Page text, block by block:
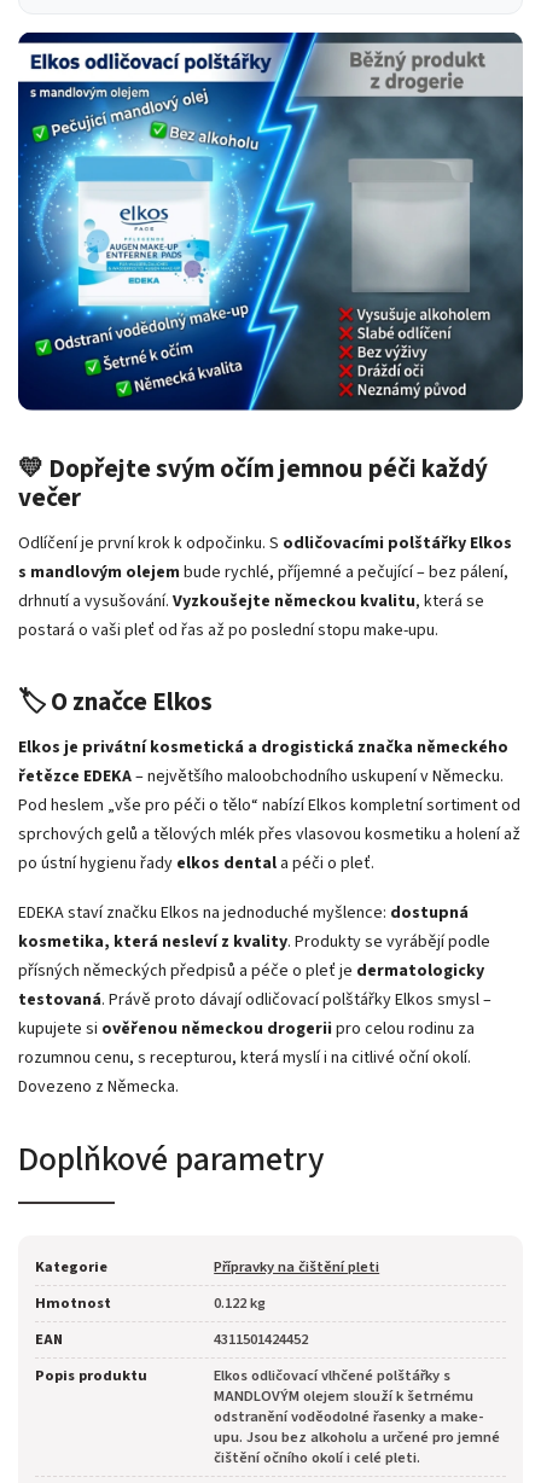
💛 Dopřejte svým očím jemnou péči každý
večer
Odlíčení je první krok k odpočinku. S odličovacími polštářky Elkos
s mandlovým olejem bude rychlé, příjemné a pečující – bez pálení,
drhnutí a vysušování. Vyzkoušejte německou kvalitu, která se
postará o vaši pleť od řas až po poslední stopu make-upu.
🏷️ O značce Elkos
Elkos je privátní kosmetická a drogistická značka německého
řetězce EDEKA– největšího maloobchodního uskupení v Německu.
Pod heslem „vše pro péči o tělo“ nabízí Elkos kompletní sortiment od
sprchových gelů a tělových mlék přes vlasovou kosmetiku a holení až
po ústní hygienu řady elkos dental a péči o pleť.
EDEKA staví značku Elkos na jednoduché myšlence: dostupná
kosmetika, která nesleví z kvality. Produkty se vyrábějí podle
přísných německých předpisů a péče o pleť je dermatologicky
testovaná. Právě proto dávají odličovací polštářky Elkos smysl –
kupujete si ověřenou německou drogerii pro celou rodinu za
rozumnou cenu, s recepturou, která myslí i na citlivé oční okolí.
Dovezeno z Německa.
Doplňkové parametry
Kategorie
Přípravky na čištění pleti
Hmotnost
0.122 kg
EAN
4311501424452
Popis produktu
Elkos odličovací vlhčené polštářky s
MANDLOVÝM olejem slouží k šetrnému
odstranění voděodolné řasenky a make-
upu. Jsou bez alkoholu a určené pro jemné
čištění očního okolí i celé pleti.